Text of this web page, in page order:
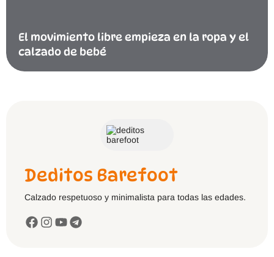
El movimiento libre empieza en la ropa y el
calzado de bebé
Deditos Barefoot
Calzado respetuoso y minimalista para todas las edades.